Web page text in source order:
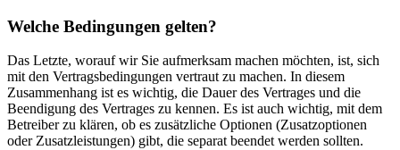
Welche Bedingungen gelten?
Das Letzte, worauf wir Sie aufmerksam machen möchten, ist, sich
mit den Vertragsbedingungen vertraut zu machen. In diesem
Zusammenhang ist es wichtig, die Dauer des Vertrages und die
Beendigung des Vertrages zu kennen. Es ist auch wichtig, mit dem
Betreiber zu klären, ob es zusätzliche Optionen (Zusatzoptionen
oder Zusatzleistungen) gibt, die separat beendet werden sollten.